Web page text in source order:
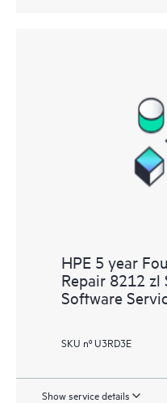
HPE 5 year
Repair 8212
Software
SKU nº U3RD3E
Show service details